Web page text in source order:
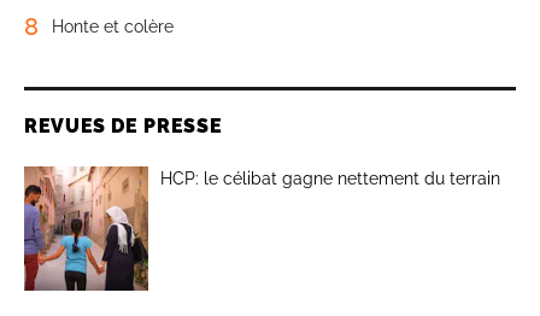
8 Honte et colère
REVUES DE PRESSE
HCP: le célibat gagne nettement du terrain